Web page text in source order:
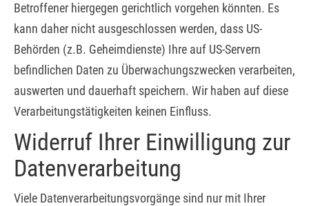
Betroffener hiergegen gerichtlich vorgehen könnten. Es
kann daher nicht ausgeschlossen werden, dass US-
Behörden (z.B. Geheimdienste) Ihre auf US-Servern
befindlichen Daten zu Überwachungszwecken verarbeiten,
auswerten und dauerhaft speichern. Wir haben auf diese
Verarbeitungstätigkeiten keinen Einfluss.
Widerruf Ihrer Einwilligung zur
Datenverarbeitung
Viele Datenverarbeitungsvorgänge sind nur mit Ihrer